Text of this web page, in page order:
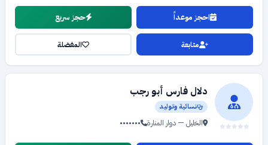
احجز موعداً حجز سريع
متابعة المفضلة
دلال فارس أبو رجب
نسائية وتوليد
الخليل — دوار المنارة •••••••